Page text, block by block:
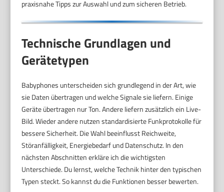
praxisnahe Tipps zur Auswahl und zum sicheren Betrieb.
Technische Grundlagen und
Gerätetypen
Babyphones unterscheiden sich grundlegend in der Art, wie
sie Daten übertragen und welche Signale sie liefern. Einige
Geräte übertragen nur Ton. Andere liefern zusätzlich ein Live-
Bild. Wieder andere nutzen standardisierte Funkprotokolle für
bessere Sicherheit. Die Wahl beeinflusst Reichweite,
Störanfälligkeit, Energiebedarf und Datenschutz. In den
nächsten Abschnitten erkläre ich die wichtigsten
Unterschiede. Du lernst, welche Technik hinter den typischen
Typen steckt. So kannst du die Funktionen besser bewerten.